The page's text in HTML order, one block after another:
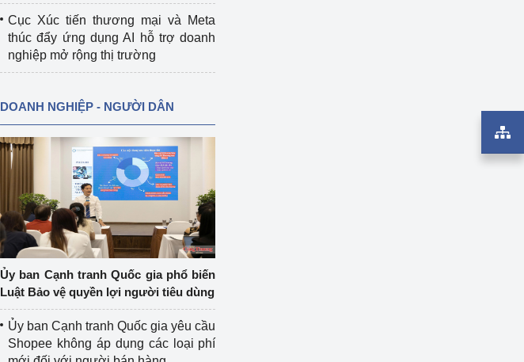
Cục Xúc tiến thương mại và Meta
thúc đẩy ứng dụng AI hỗ trợ doanh
nghiệp mở rộng thị trường
DOANH NGHIỆP - NGƯỜI DÂN
Ủy ban Cạnh tranh Quốc gia phổ biến
Luật Bảo vệ quyền lợi người tiêu dùng
Ủy ban Cạnh tranh Quốc gia yêu cầu
Shopee không áp dụng các loại phí